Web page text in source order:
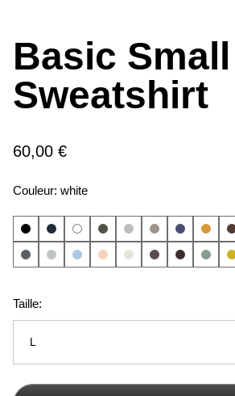
Basic
Sweatshirt
60,00 €
Couleur: white
Taille:
L